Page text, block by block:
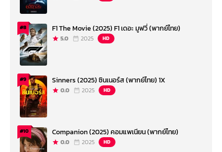
#8 F1 The Movie (2025) F1 เดอะ มูฟวี่ (พากย์ไทย)
5.0 2025 HD
#9 Sinners (2025) ซินเนอร์ส (พากย์ไทย) 1X
0.0 2025 HD
#10 Companion (2025) คอมแพเนียน (พากย์ไทย)
0.0 2025 HD